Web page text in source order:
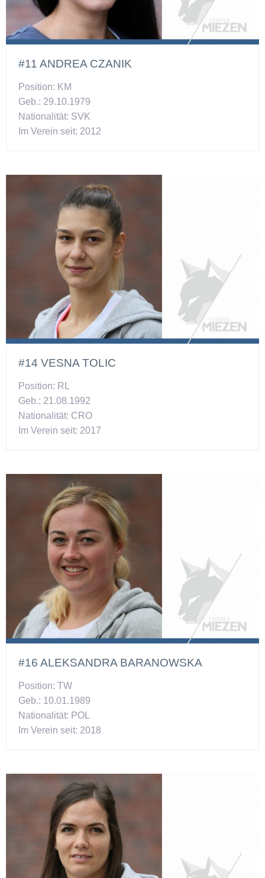
#11 ANDREA CZANIK
Position: KM
Geb.: 29.10.1979
Nationalität: SVK
Im Verein seit: 2012
#14 VESNA TOLIC
Position: RL
Geb.: 21.08.1992
Nationalität: CRO
Im Verein seit: 2017
#16 ALEKSANDRA BARANOWSKA
Position: TW
Geb.: 10.01.1989
Nationalität: POL
Im Verein seit: 2018